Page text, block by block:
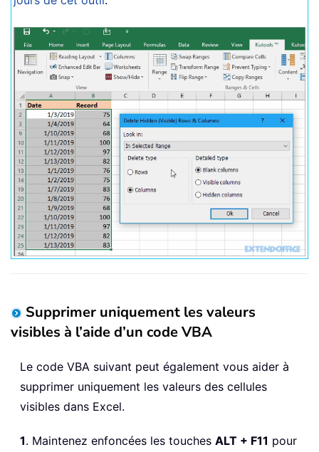
Supprimer uniquement les valeurs
visibles à l’aide d’un code VBA
Le code VBA suivant peut également vous aider à
supprimer uniquement les valeurs des cellules
visibles dans Excel.
1. Maintenez enfoncées les touches ALT + F11 pour